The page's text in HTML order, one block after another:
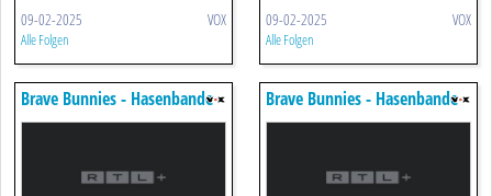
09-02-2025 VOX
Alle Folgen
09-02-2025 VOX
Alle Folgen
Brave Bunnies - Hasenbande
Unterwegs
Brave Bunnies - Hasenbande
Unterwegs